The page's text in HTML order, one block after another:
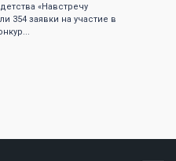
«Навстречу
354 заявки на участие в